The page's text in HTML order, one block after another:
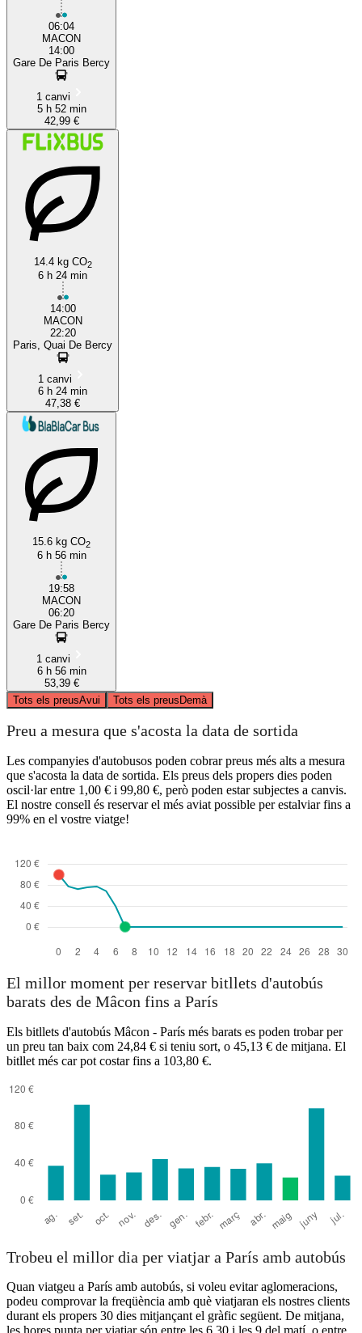
06:04
MACON
14:00
Gare De Paris Bercy
1 canvi
5 h 52 min
42,99 €
14.4 kg CO2
6 h 24 min
14:00
MACON
22:20
Paris, Quai De Bercy
1 canvi
6 h 24 min
47,38 €
15.6 kg CO2
6 h 56 min
19:58
MACON
06:20
Gare De Paris Bercy
1 canvi
6 h 56 min
53,39 €
Tots els preusAvui Tots els preusDemà
Preu a mesura que s'acosta la data de sortida
Les companyies d'autobusos poden cobrar preus més alts a mesura
que s'acosta la data de sortida. Els preus dels propers dies poden
oscil·lar entre 1,00 € i 99,80 €, però poden estar subjectes a canvis.
El nostre consell és reservar el més aviat possible per estalviar fins a
99% en el vostre viatge!
El millor moment per reservar bitllets d'autobús
barats des de Mâcon fins a París
Els bitllets d'autobús Mâcon - París més barats es poden trobar per
un preu tan baix com 24,84 € si teniu sort, o 45,13 € de mitjana. El
bitllet més car pot costar fins a 103,80 €.
Trobeu el millor dia per viatjar a París amb autobús
Quan viatgeu a París amb autobús, si voleu evitar aglomeracions,
podeu comprovar la freqüència amb què viatjaran els nostres clients
durant els propers 30 dies mitjançant el gràfic següent. De mitjana,